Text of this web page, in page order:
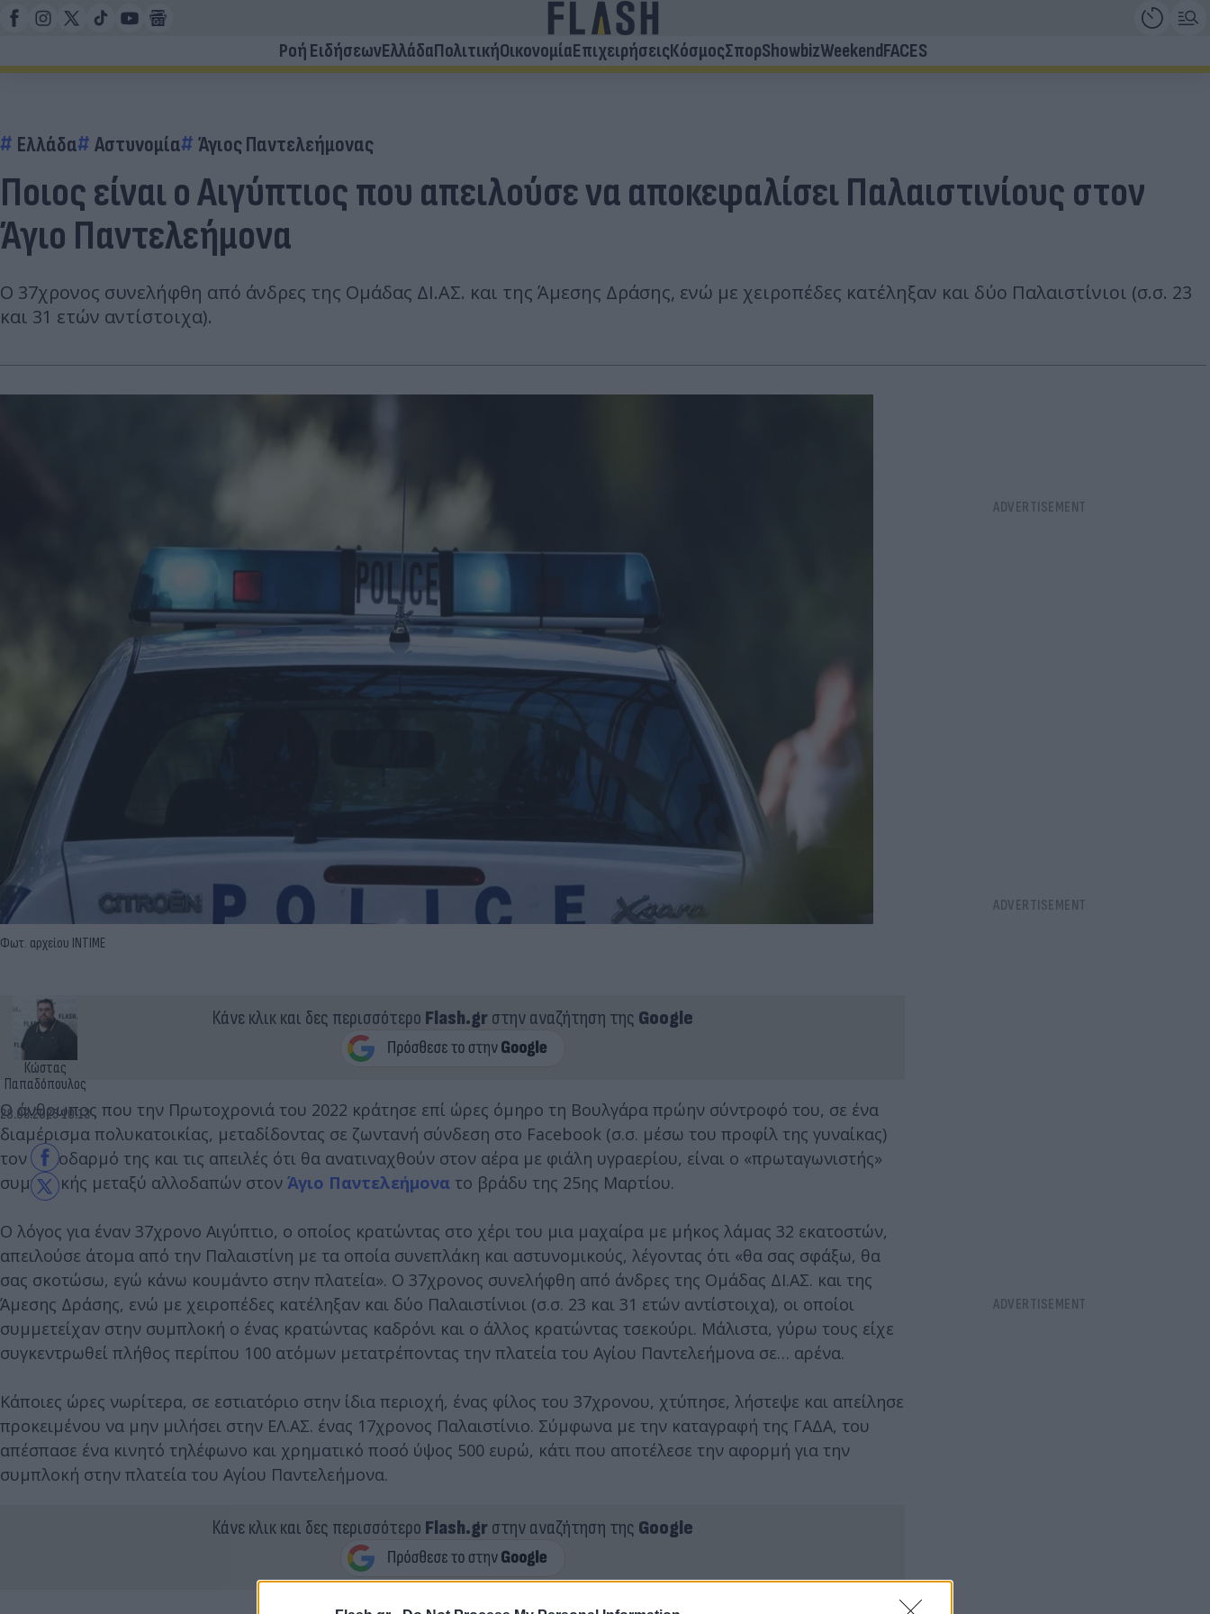
Ροή ΕιδήσεωνΕλλάδαΠολιτικήΟικονομίαΕπιχειρήσειςΚόσμοςΣπορShowbizWeekendFACES
Ελλάδα Αστυνομία Άγιος Παντελεήμονας
Ποιος είναι ο Αιγύπτιος που απειλούσε να αποκεφαλίσει Παλαιστινίους στον
Άγιο Παντελεήμονα
Ο 37χρονος συνελήφθη από άνδρες της Ομάδας ΔΙ.ΑΣ. και της Άμεσης Δράσης, ενώ με χειροπέδες κατέληξαν και δύο Παλαιστίνιοι (σ.σ. 23
και 31 ετών αντίστοιχα).
Φωτ. αρχείου INTIME
Κώστας
Παπαδόπουλος
28.03.2025 10:13
Κάνε κλικ και δες περισσότερο Flash.grστην αναζήτηση της Google
Ο άνθρωπος που την Πρωτοχρονιά του 2022 κράτησε επί ώρες όμηρο τη Βουλγάρα πρώην σύντροφό του, σε ένα
διαμέρισμα πολυκατοικίας, μεταδίδοντας σε ζωντανή σύνδεση στο Facebook (σ.σ. μέσω του προφίλ της γυναίκας)
τον ξυλοδαρμό της και τις απειλές ότι θα ανατιναχθούν στον αέρα με φιάλη υγραερίου, είναι ο «πρωταγωνιστής»
συμπλοκής μεταξύ αλλοδαπών στον Άγιο Παντελεήμονα το βράδυ της 25ης Μαρτίου.
Ο λόγος για έναν 37χρονο Αιγύπτιο, ο οποίος κρατώντας στο χέρι του μια μαχαίρα με μήκος λάμας 32 εκατοστών,
απειλούσε άτομα από την Παλαιστίνη με τα οποία συνεπλάκη και αστυνομικούς, λέγοντας ότι «θα σας σφάξω, θα
σας σκοτώσω, εγώ κάνω κουμάντο στην πλατεία». Ο 37χρονος συνελήφθη από άνδρες της Ομάδας ΔΙ.ΑΣ. και της
Άμεσης Δράσης, ενώ με χειροπέδες κατέληξαν και δύο Παλαιστίνιοι (σ.σ. 23 και 31 ετών αντίστοιχα), οι οποίοι
συμμετείχαν στην συμπλοκή ο ένας κρατώντας καδρόνι και ο άλλος κρατώντας τσεκούρι. Μάλιστα, γύρω τους είχε
συγκεντρωθεί πλήθος περίπου 100 ατόμων μετατρέποντας την πλατεία του Αγίου Παντελεήμονα σε… αρένα.
Κάποιες ώρες νωρίτερα, σε εστιατόριο στην ίδια περιοχή, ένας φίλος του 37χρονου, χτύπησε, λήστεψε και απείλησε
προκειμένου να μην μιλήσει στην ΕΛ.ΑΣ. ένας 17χρονος Παλαιστίνιο. Σύμφωνα με την καταγραφή της ΓΑΔΑ, του
απέσπασε ένα κινητό τηλέφωνο και χρηματικό ποσό ύψος 500 ευρώ, κάτι που αποτέλεσε την αφορμή για την
συμπλοκή στην πλατεία του Αγίου Παντελεήμονα.
Κάνε κλικ και δες περισσότερο Flash.grστην αναζήτηση της Google